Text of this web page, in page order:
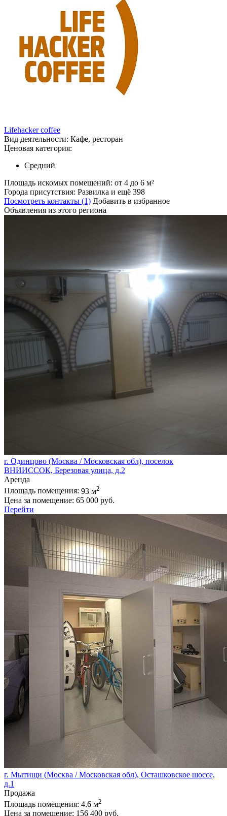
Lifehacker coffee
Вид деятельности: Кафе, ресторан
Ценовая категория:
Средний
Площадь искомых помещений: от 4 до 6 м²
Города присутствия: Развилка и ещё 398
Посмотреть контакты (1) Добавить в избранное
Объявления из этого региона
г. Одинцово (Москва / Московская обл), поселок
ВНИИССОК, Березовая улица, д.2
Аренда
Площадь помещения: 93 м2
Цена за помещение: 65 000 руб.
Перейти
г. Мытищи (Москва / Московская обл), Осташковское шоссе,
д.1
Продажа
Площадь помещения: 4.6 м2
Цена за помещение: 156 400 руб.